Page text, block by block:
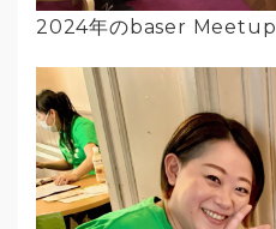
2024年のbaser Meetup